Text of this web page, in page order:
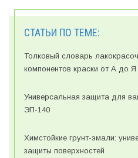
СТАТЬИ ПО ТЕМЕ:
Толковый словарь
компонентов краски от А до Я
Универсальная защита для
ЭП-140
Химстойкие грунт-эмали:
защиты поверхностей